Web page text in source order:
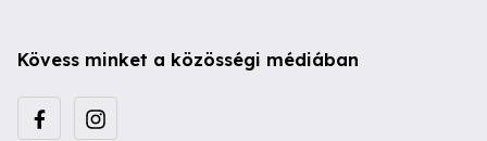
Kövess minket a közösségi médiában